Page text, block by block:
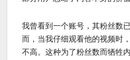
我曾看到一个账号，其粉丝数
而，当我仔细观看他的视频时
不高。这种为了粉丝数而牺牲